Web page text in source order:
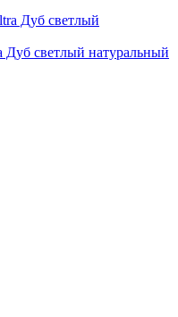
Дуб светлый натуральный